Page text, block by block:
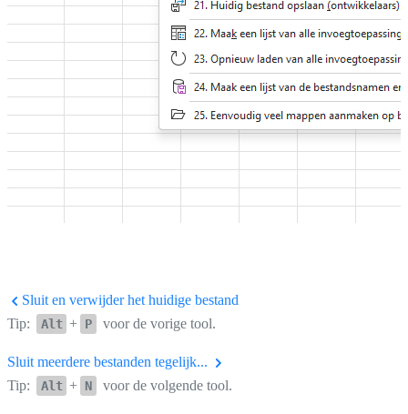
Sluit en verwijder het huidige bestand
Tip:
Alt + P voor de vorige tool.
Sluit meerdere bestanden tegelijk...
Tip:
Alt + N voor de volgende tool.